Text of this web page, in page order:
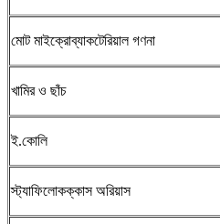
মোট মাইক্রোব্যাকটেরিয়াল গণনা
খামির ও ছাঁচ
ই.কোলি
স্ট্যাফিলোকক্কাস অরিয়াস